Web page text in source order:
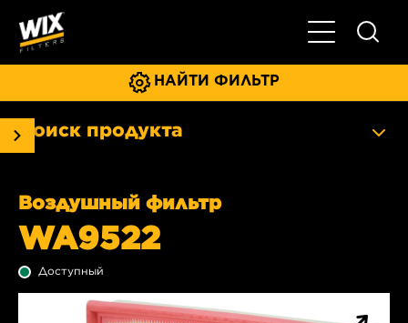
Главное
НАЙТИ ФИЛЬТР
Поиск продукта
Воздушный фильтр
WA9522
Доступный